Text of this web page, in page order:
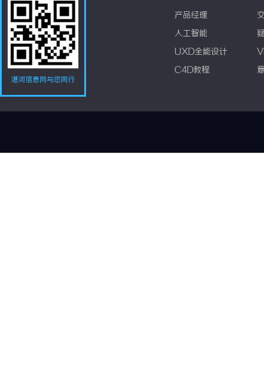
湛河信息网与您同行
产品经理
人工智能
UXD全能设计
C4D教程